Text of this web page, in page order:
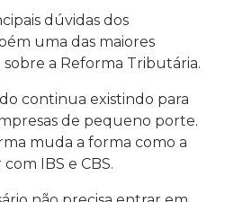
dúvidas dos
uma das maiores
a Reforma Tributária.
continua existindo para
de pequeno porte.
muda a forma como a
IBS e CBS.